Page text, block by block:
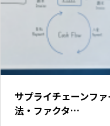
サプライチェーンフ
法・ファクタ…
いま